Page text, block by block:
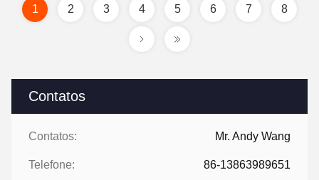
Contatos
Contatos: Mr. Andy Wang
Telefone: 86-13863989651
1 2 3 4 5 6 7 8